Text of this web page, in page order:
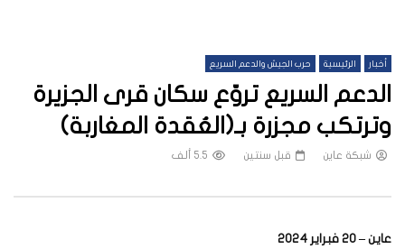
أخبار الرئيسية حرب الجيش والدعم السريع
الدعم السريع تروّع سكان قرى الجزيرة
وترتكب مجزرة بـ(العُقدة المغاربة)
شبكة عاين قبل سنتين 5.5 ألف
عاين – 20 فبراير 2024